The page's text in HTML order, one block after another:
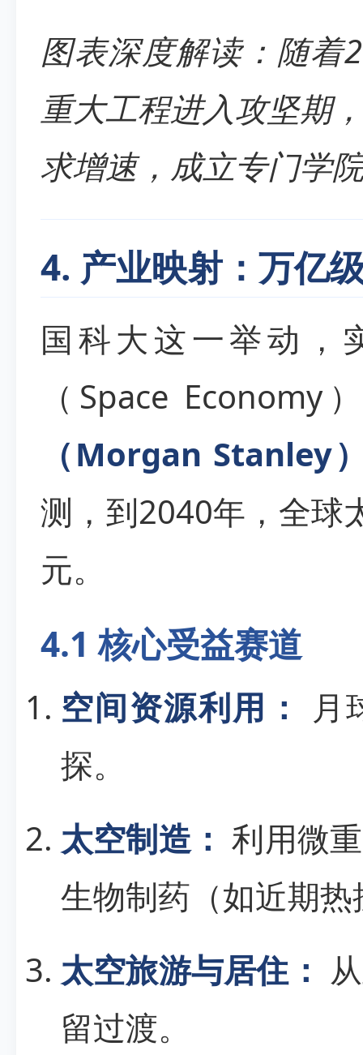
图表深度解读：随着
重大工程进入攻坚期
求增速，成立专门学
4. 产业映射：万亿
国科大这一举动，
（Space
（Morgan Stanley
测，到2040年，全球
元。
4.1 核心受益赛道
空间资源利用：
月
探。
太空制造： 利用微
生物制药（如近期
太空旅游与居住：
留过渡。